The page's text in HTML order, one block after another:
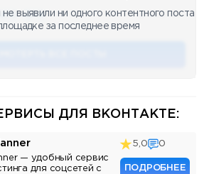
🥴 19 12.4k 12:45
выявили ни одного контентного поста
за последнее время
ДЛЯ ВКОНТАКТЕ:
— удобный сервис
для соцсетей с
5,0 0
ПОДРОБНЕЕ